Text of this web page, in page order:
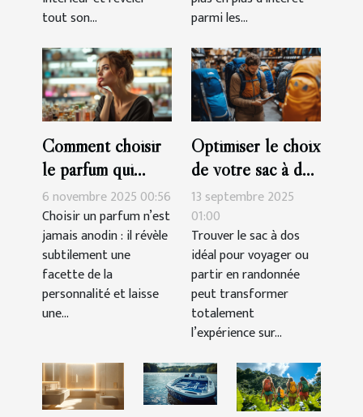
tout son...
parmi les...
Comment choisir
le parfum qui
complète votre
personnalité?
6 novembre 2025 00:56
Choisir un parfum n’est
jamais anodin : il révèle
subtilement une
facette de la
personnalité et laisse
une...
Optimiser le choix
de votre sac à dos
pour voyages et
randonnées
13 septembre 2025
01:00
Trouver le sac à dos
idéal pour voyager ou
partir en randonnée
peut transformer
totalement
l’expérience sur...